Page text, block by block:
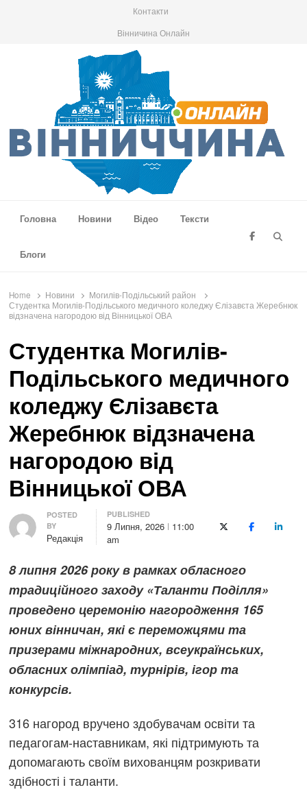
Контакти
Вінничина Онлайн
Головна
Новини Відео Тексти
Блоги
Home Новини
Могилів-Подільський район
Студентка Могилів-Подільського медичного коледжу Єлізавєта Жеребнюк
відзначена нагородою від Вінницької ОВА
Студентка Могилів-
Подільського медичного
коледжу Єлізавєта
Жеребнюк відзначена
нагородою від
Вінницької ОВА
Author
POSTED
BY
Редакція
PUBLISHED
9 Липня, 2026
11:00
am
X (Twitter)Facebook
8 липня 2026 року в рамках обласного
традиційного заходу «Таланти Поділля»
проведено церемонію нагородження 165
юних вінничан, які є переможцями та
призерами міжнародних, всеукраїнських,
обласних олімпіад, турнірів, ігор та
конкурсів.
316 нагород вручено здобувачам освіти та
педагогам-наставникам, які підтримують та
допомагають своїм вихованцям розкривати
здібності і таланти.